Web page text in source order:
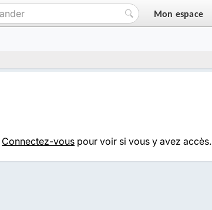
Mon espace
Connectez-vous pour voir si vous y avez accès.